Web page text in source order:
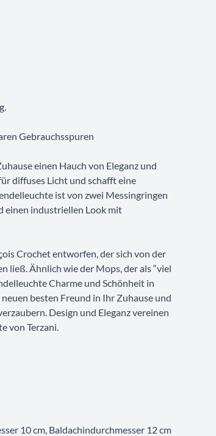
Gebrauchsspuren
einen Hauch von Eleganz und
diffuses Licht und schafft eine
ist von zwei Messingringen
einen industriellen Look mit
Crochet entworfen, der sich von der
ließ. Ähnlich wie der Mops, der als “viel
Charme und Schönheit in
besten Freund in Ihr Zuhause und
Design und Eleganz vereinen
von Terzani.
10 cm, Baldachindurchmesser 12 cm